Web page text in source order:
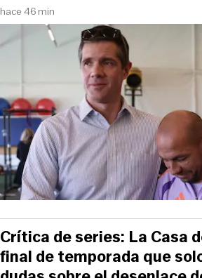
hace 46 min
Crítica de series: La Casa
final de temporada que